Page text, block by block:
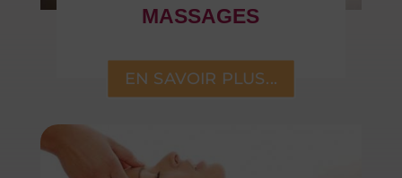
MASSAGES
EN SAVOIR PLUS...